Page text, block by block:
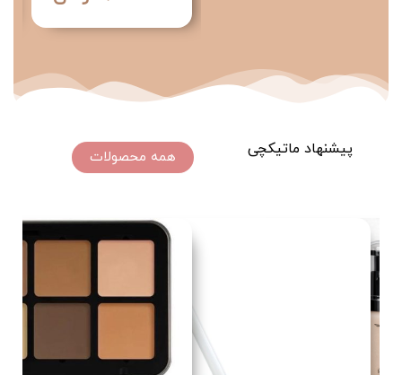
پیشنهاد ماتیکچی همه محصولات